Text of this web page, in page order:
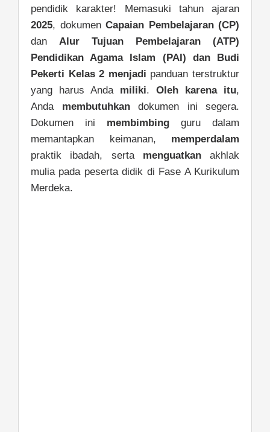
2025
pendidik karakter! Memasuki tahun ajaran
2025, dokumen Capaian Pembelajaran (CP)
dan Alur Tujuan Pembelajaran (ATP)
Pendidikan Agama Islam (PAI) dan Budi
Pekerti Kelas 2 menjadi panduan terstruktur
yang harus Anda miliki. Oleh karena itu,
Anda membutuhkandokumen ini segera.
Dokumen ini membimbing guru dalam
memantapkan keimanan, memperdalam
praktik ibadah, serta menguatkanakhlak
mulia pada peserta didik di Fase A Kurikulum
Merdeka.